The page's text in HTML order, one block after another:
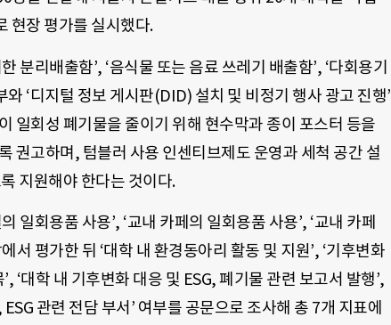
현장 평가를 실시했다.
분리배출함’, ‘음식물 또는 음료 쓰레기 배출함’, ‘다회용기
‘디지털 정보 게시판(DID) 설치 및 비정기 행사 광고 진행’
일회성 폐기물을 줄이기 위해 현수막과 종이 포스터 등을
권고하며, 텀블러 사용 인센티브제도 운영과 세척 공간 설
지원해야 한다는 것이다.
일회용품 사용’, ‘교내 카페의 일회용품 사용’, ‘교내 카페
서 평가한 뒤 ‘대학 내 환경동아리 활동 및 지원’, ‘기후변화
‘대학 내 기후변화 대응 및 ESG, 폐기물 관련 보고서 발행’,
관련 전담 부서’ 여부를 공문으로 조사해 총 7개 지표에